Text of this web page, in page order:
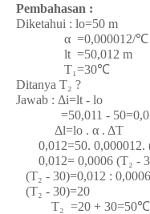
Pembahasan :
Diketahui : lo=50 m
α =0,000012/℃
lt =50,012 m
T₁=30℃
Ditanya T₂ ?
Jawab : Δi=lt - lo
=50,011 -
Δl=lo . α . ΔT
0,012=50. 0,000012.
0,012= 0,0006 (T₂ -
(T₂ - 30)=0,012 : 0,0006
(T₂ - 30)=20
T₂ =20 + 30=50℃